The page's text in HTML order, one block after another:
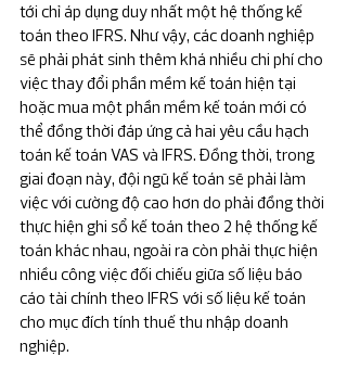
tới chỉ áp dụng duy nhất một hệ thống kế
toán theo IFRS. Như vậy, các doanh nghiệp
sẽ phải phát sinh thêm khá nhiều chi phí cho
việc thay đổi phần mềm kế toán hiện tại
hoặc mua một phần mềm kế toán mới có
thể đồng thời đáp ứng cả hai yêu cầu hạch
toán kế toán VAS và IFRS. Đồng thời, trong
giai đoạn này, đội ngũ kế toán sẽ phải làm
việc với cường độ cao hơn do phải đồng thời
thực hiện ghi sổ kế toán theo 2 hệ thống kế
toán khác nhau, ngoài ra còn phải thực hiện
nhiều công việc đối chiếu giữa số liệu báo
cáo tài chính theo IFRS với số liệu kế toán
cho mục đích tính thuế thu nhập doanh
nghiệp.